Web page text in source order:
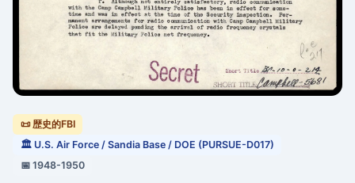
📜 歴史的FBI
🏛 U.S. Air Force / Sandia Base / DOE (PURSUE-D017)
📅 1948-1950